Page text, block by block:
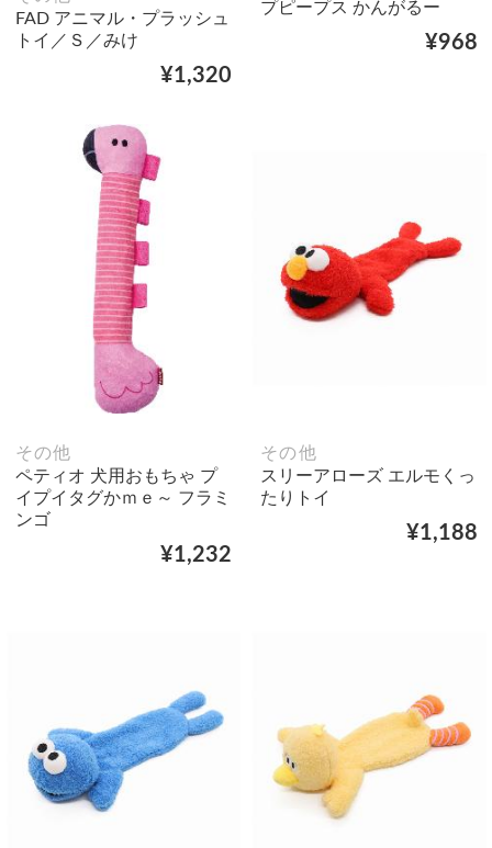
FAD アニマル・プラッシュ
トイ／Ｓ／みけ
¥1,320
プピープス かんがるー
¥968
その他
ペティオ 犬用おもちゃ プ
イプイタグかｍｅ～ フラミ
ンゴ
¥1,232
その他
スリーアローズ エルモくっ
たりトイ
¥1,188